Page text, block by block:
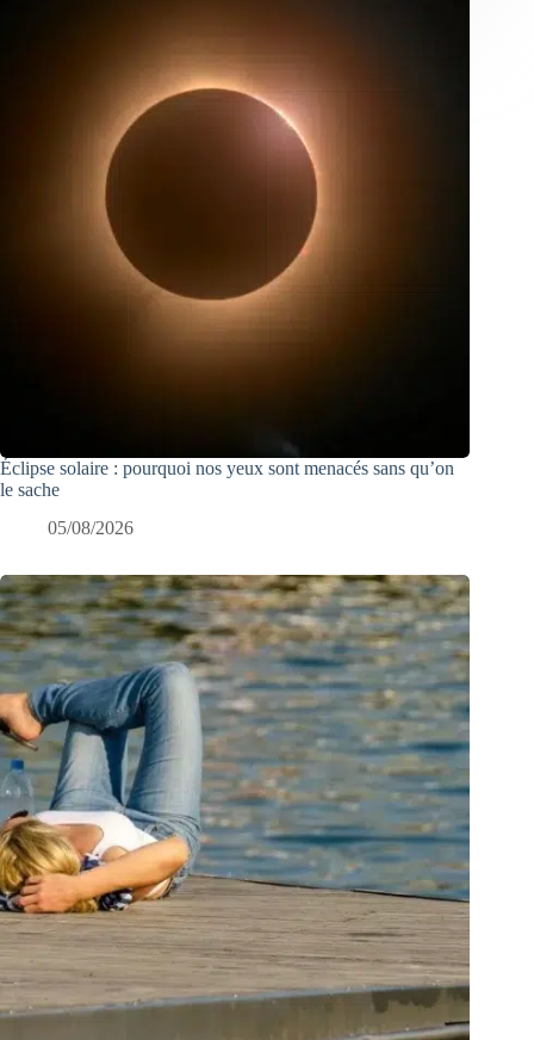
Éclipse solaire : pourquoi nos yeux sont menacés sans qu’on
le sache
05/08/2026